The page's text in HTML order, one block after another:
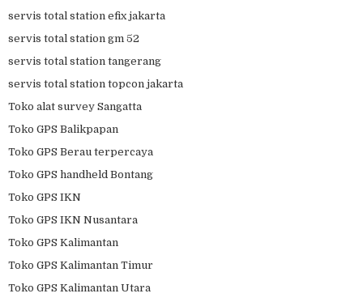
servis total station efix jakarta
servis total station gm 52
servis total station tangerang
servis total station topcon jakarta
Toko alat survey Sangatta
Toko GPS Balikpapan
Toko GPS Berau terpercaya
Toko GPS handheld Bontang
Toko GPS IKN
Toko GPS IKN Nusantara
Toko GPS Kalimantan
Toko GPS Kalimantan Timur
Toko GPS Kalimantan Utara